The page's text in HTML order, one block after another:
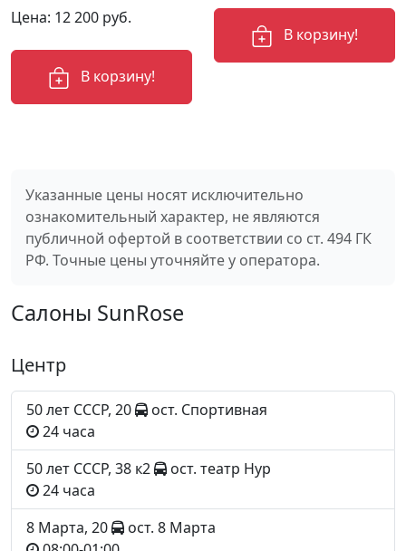
Цена: 12 200 руб.
В корзину!
В корзину!
Указанные цены носят исключительно
ознакомительный характер, не являются
публичной офертой в соответствии со ст. 494 ГК
РФ. Точные цены уточняйте у оператора.
Салоны SunRose
Центр
50 лет СССР, 20
ост. Спортивная
24 часа
50 лет СССР, 38 к2
ост. театр Нур
24 часа
8 Марта, 20
ост. 8 Марта